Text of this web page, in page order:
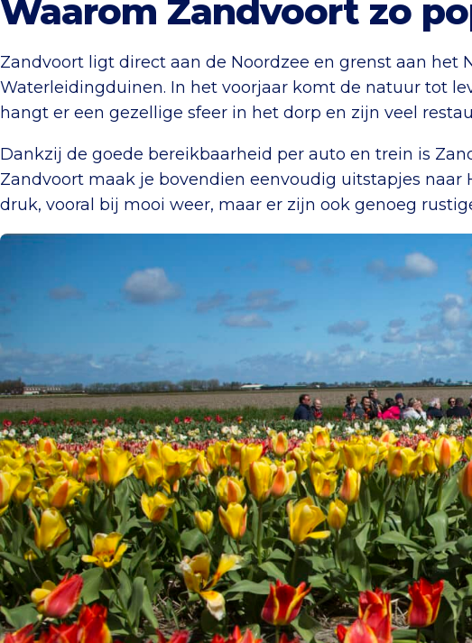
Waarom Zandvoort zo
Zandvoort ligt direct aan de Noordzee en grenst aan
Waterleidingduinen. In het voorjaar komt de natuur tot
hangt er een gezellige sfeer in het dorp en zijn veel
Dankzij de goede bereikbaarheid per auto en trein is
Zandvoort maak je bovendien eenvoudig uitstapjes naar
druk, vooral bij mooi weer, maar er zijn ook genoeg